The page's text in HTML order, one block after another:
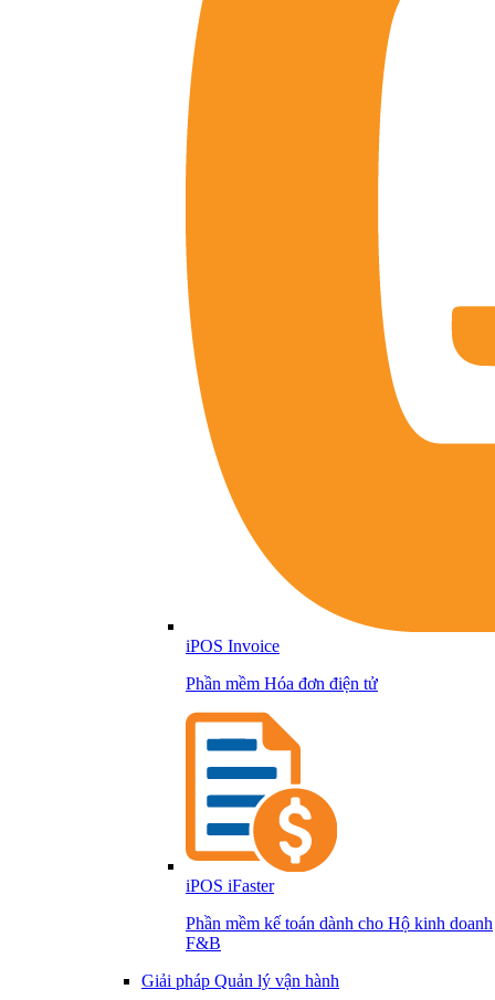
iPOS Invoice
Phần mềm Hóa đơn điện tử
iPOS iFaster
Phần mềm kế toán dành cho Hộ kinh doanh
F&B
Giải pháp Quản lý vận hành